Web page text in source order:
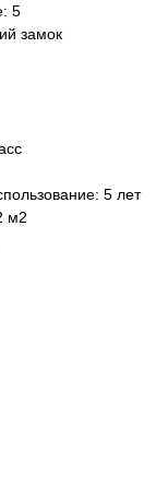
5
замок
5 лет
м2